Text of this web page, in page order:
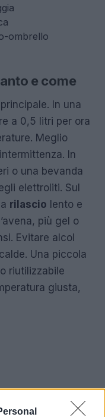
ombrello
e come
In una
a 0,5 litri per ora
Meglio
In
o una bevanda
elettroliti. Sul
rilascio lento e
più gel o
Evitare alcol
Una piccola
riutilizzabile
giusta,